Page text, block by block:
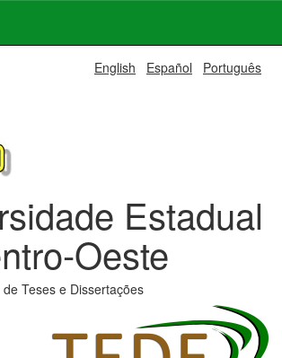
English Español Português
Estadual
Oeste
Teses e Dissertações